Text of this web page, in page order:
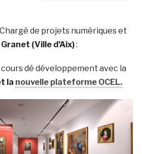
de projets numériques et
(Ville d’Aix):
dé développement avec la
la nouvelle plateforme OCEL.